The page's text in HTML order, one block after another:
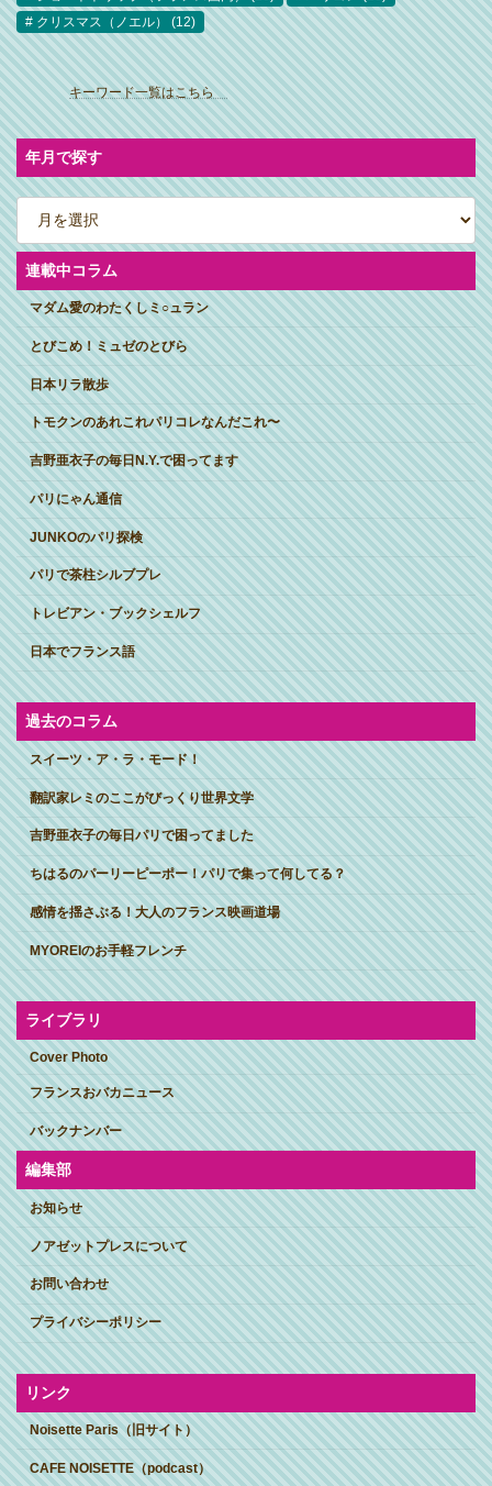
クリスマス（ノエル）
(12)
ア
イ
コ
ン
リ
ン
ク
キーワード一覧はこちら
年月で探す
ア
ー
カ
イ
ブ連載中コラム
マダム愛のわたくしミ○ュラン
とびこめ！ミュゼのとびら
日本リラ散歩
トモクンのあれこれパリコレなんだこれ〜
吉野亜衣子の毎日N.Y.で困ってます
パリにゃん通信
JUNKOのパリ探検
パリで茶柱シルブプレ
トレビアン・ブックシェルフ
日本でフランス語
過去のコラム
スイーツ・ア・ラ・モード！
翻訳家レミのここがびっくり世界文学
吉野亜衣子の毎日パリで困ってました
ちはるのパーリーピーポー！パリで集って何してる？
感情を揺さぶる！大人のフランス映画道場
MYOREIのお手軽フレンチ
ライブラリ
Cover Photo
フランスおバカニュース
バックナンバー
編集部
お知らせ
ノアゼットプレスについて
お問い合わせ
プライバシーポリシー
リンク
Noisette Paris（旧サイト）
CAFE NOISETTE（podcast）